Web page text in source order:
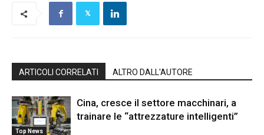
ARTICOLI CORRELATI ALTRO DALL'AUTORE
Top News
Cina, cresce il settore macchinari, a
trainare le “attrezzature intelligenti”